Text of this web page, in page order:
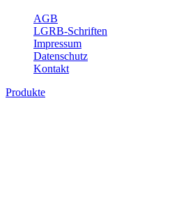
AGB
LGRB-Schriften
Impressum
Datenschutz
Kontakt
Produkte